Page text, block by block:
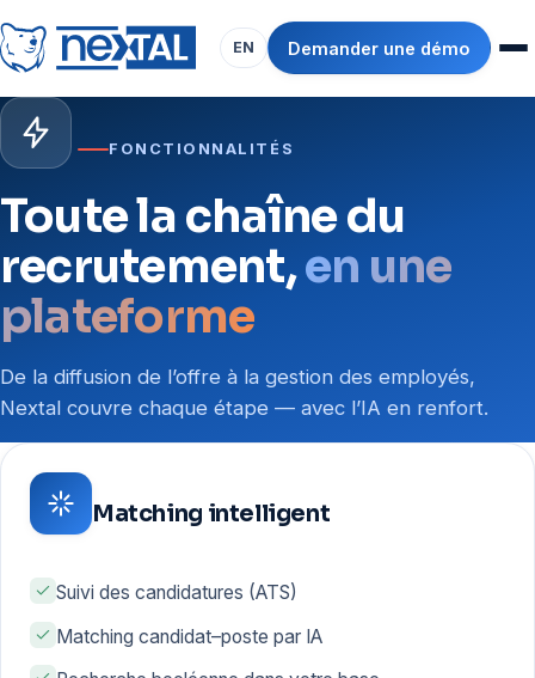
EN Demander une démo
FONCTIONNALITÉS
Toute la chaîne du
recrutement,en une
plateforme
De la diffusion de l’offre à la gestion des employés,
Nextal couvre chaque étape — avec l’IA en renfort.
Matching intelligent
Suivi des candidatures (ATS)
Matching candidat–poste par IA